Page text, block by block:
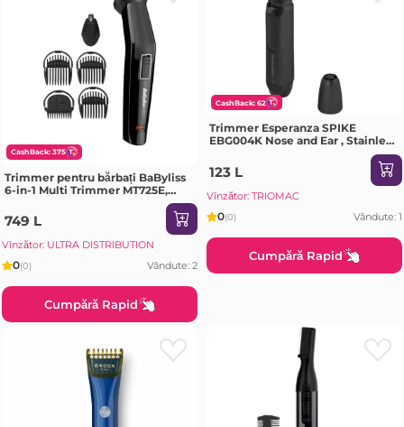
CashBack: 375
Trimmer pentru bărbați BaByliss
6-in-1 Multi Trimmer MT725E,
749 L
Vînzător: ULTRA DISTRIBUTION
0(0) Vândute: 2
Cumpără Rapid
CashBack: 62
Trimmer Esperanza SPIKE
EBG004K Nose and Ear , Stainless
from nose and ears. Ergonomic
design, Power supply: battery 1 x
123 L
Vînzător: TRIOMAC
0(0) Vândute: 1
Cumpără Rapid